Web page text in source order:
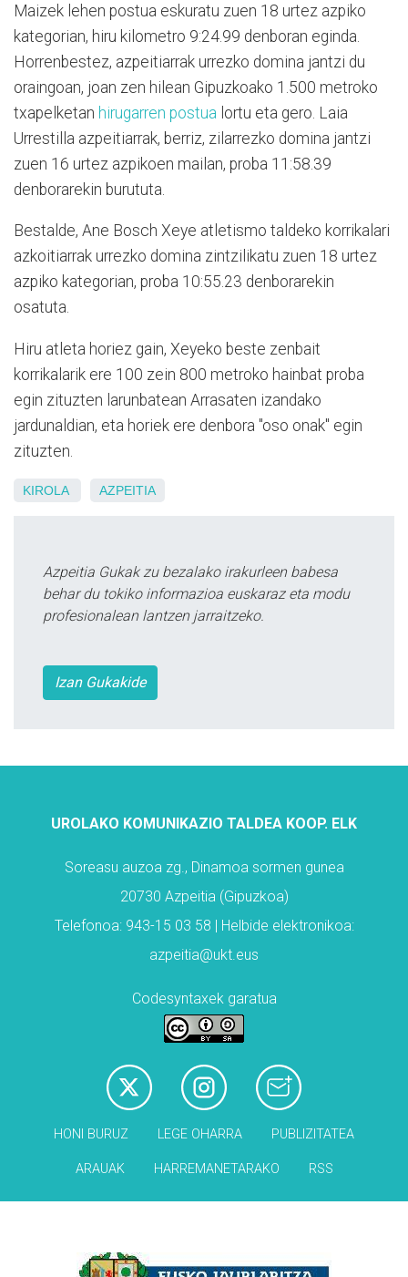
Maizek lehen postua eskuratu zuen 18 urtez azpiko
kategorian, hiru kilometro 9:24.99 denboran eginda.
Horrenbestez, azpeitiarrak urrezko domina jantzi du
oraingoan, joan zen hilean Gipuzkoako 1.500 metroko
txapelketan hirugarren postua lortu eta gero. Laia
Urrestilla azpeitiarrak, berriz, zilarrezko domina jantzi
zuen 16 urtez azpikoen mailan, proba 11:58.39
denborarekin burututa.
Bestalde, Ane Bosch Xeye atletismo taldeko korrikalari
azkoitiarrak urrezko domina zintzilikatu zuen 18 urtez
azpiko kategorian, proba 10:55.23 denborarekin
osatuta.
Hiru atleta horiez gain, Xeyeko beste zenbait
korrikalarik ere 100 zein 800 metroko hainbat proba
egin zituzten larunbatean Arrasaten izandako
jardunaldian, eta horiek ere denbora "oso onak" egin
zituzten.
KIROLA AZPEITIA
Azpeitia Gukak zu bezalako irakurleen babesa
behar du tokiko informazioa euskaraz eta modu
profesionalean lantzen jarraitzeko.
Izan Gukakide
UROLAKO KOMUNIKAZIO TALDEA KOOP. ELK
Soreasu auzoa zg., Dinamoa sormen gunea
20730 Azpeitia (Gipuzkoa)
Telefonoa: 943-15 03 58 | Helbide elektronikoa:
azpeitia@ukt.eus
Codesyntaxek garatua
HONI BURUZ LEGE OHARRA PUBLIZITATEA
ARAUAK HARREMANETARAKO RSS